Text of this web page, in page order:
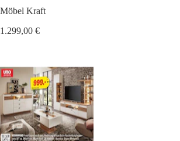
Möbel Kraft
1.299,00 €